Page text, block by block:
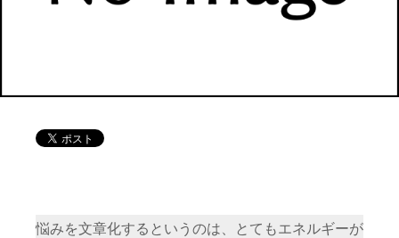
悩みを文章化するというのは、とてもエネルギーが